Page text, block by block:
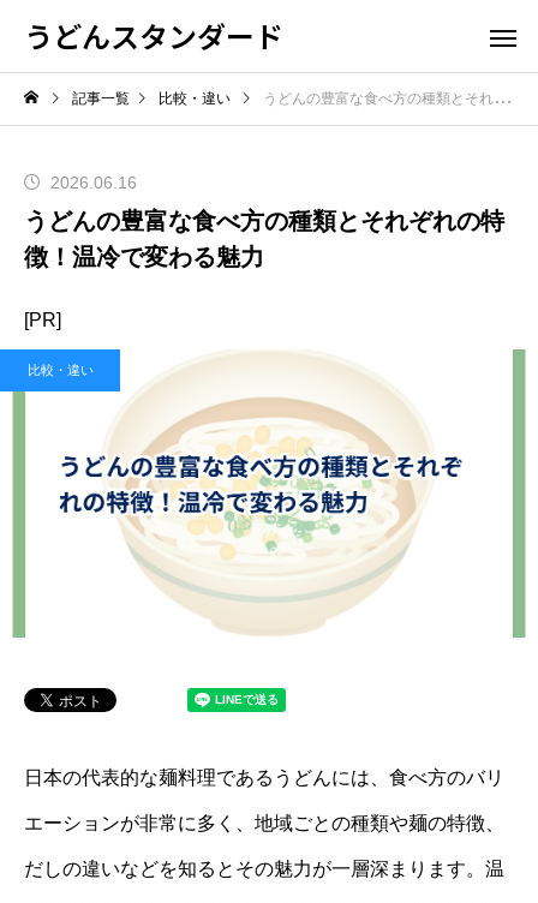
うどんスタンダード
記事一覧 比較・違い うどんの豊富な食べ方の種類とそれぞれの特徴！温冷で変わる魅力
2026.06.16
うどんの豊富な食べ方の種類とそれぞれの特
徴！温冷で変わる魅力
[PR]
比較・違い
日本の代表的な麺料理であるうどんには、食べ方のバリ
エーションが非常に多く、地域ごとの種類や麺の特徴、
だしの違いなどを知るとその魅力が一層深まります。温